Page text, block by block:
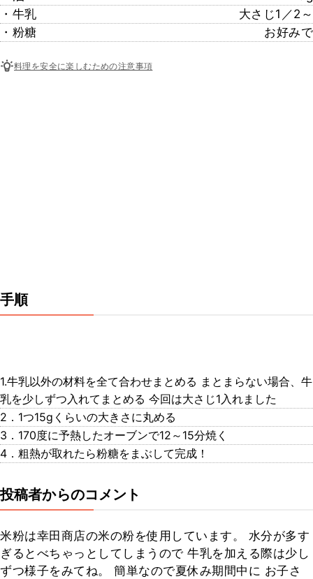
・牛乳
大さじ1／2～
・粉糖
お好みで
料理を安全に楽しむための注意事項
手順
1.牛乳以外の材料を全て合わせまとめる まとまらない場合、牛
乳を少しずつ入れてまとめる 今回は大さじ1入れました
2．1つ15gくらいの大きさに丸める
3．170度に予熱したオーブンで12～15分焼く
4．粗熱が取れたら粉糖をまぶして完成！
投稿者からのコメント
米粉は幸田商店の米の粉を使用しています。 水分が多す
ぎるとべちゃっとしてしまうので 牛乳を加える際は少し
ずつ様子をみてね。 簡単なので夏休み期間中に お子さ